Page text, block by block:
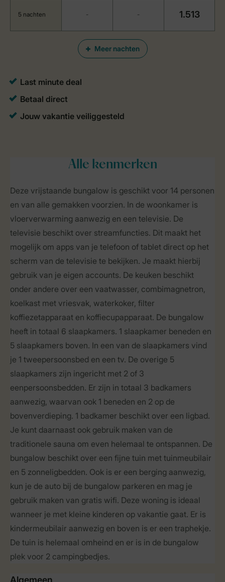
Meer nachten
5 nachten - - 1.513
Alle kenmerken
Deze vrijstaande bungalow is geschikt voor 14 personen
en van alle gemakken voorzien. In de woonkamer is
vloerverwarming aanwezig en een televisie. De
televisie beschikt over streamfuncties. Dit maakt het
mogelijk om apps van je telefoon of tablet direct op het
scherm van de televisie te bekijken. Je maakt hierbij
gebruik van je eigen accounts. De keuken beschikt
onder andere over een vaatwasser, combimagnetron,
koelkast met vriesvak, waterkoker, filter
koffiezetapparaat en koffiecupapparaat. De bungalow
heeft in totaal 6 slaapkamers. 1 slaapkamer beneden en
5 slaapkamers boven. In een van de slaapkamers vind
je 1 tweepersoonsbed en een tv. De overige 5
slaapkamers zijn ingericht met 2 of 3
eenpersoonsbedden. Er zijn in totaal 3 badkamers
aanwezig, waarvan ook 1 beneden en 2 op de
bovenverdieping. 1 badkamer beschikt over een ligbad.
Je kunt daarnaast ook gebruik maken van de
traditionele sauna om even helemaal te ontspannen. De
bungalow beschikt over een fijne tuin met tuinmeubilair
en 5 zonneligbedden. Ook is er een berging aanwezig,
kun je de auto bij de bungalow parkeren en mag je
gebruik maken van gratis wifi. Deze woning is ideaal
wanneer je met kleine kinderen op vakantie gaat. Er is
kindermeubilair aanwezig en boven is er een traphekje.
De tuin is helemaal omheind en er is in de bungalow
plek voor 2 campingbedjes.
Algemeen